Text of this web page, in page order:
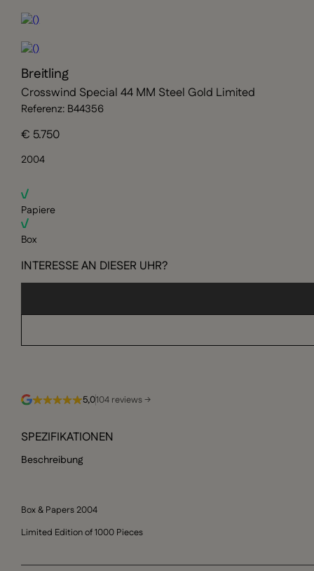
Breitling
Crosswind Special 44 MM Steel Gold Limited
Referenz: B44356
€ 5.750
2004
Papiere
Box
INTERESSE AN DIESER UHR?
5,0104 reviews →
SPEZIFIKATIONEN
Beschreibung
Box & Papers 2004
Limited Edition of 1000 Pieces